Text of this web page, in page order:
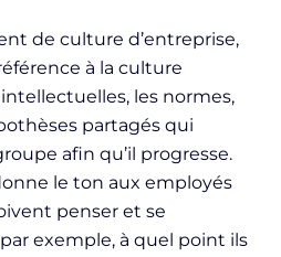
de culture d’entreprise,
à la culture
les normes,
partagés qui
afin qu’il progresse.
le ton aux employés
penser et se
exemple, à quel point ils